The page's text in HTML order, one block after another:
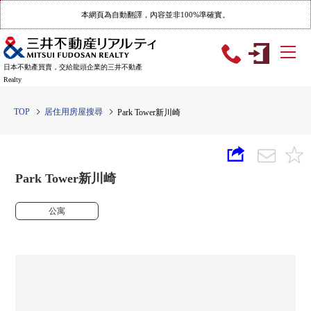
本網頁為自動翻譯，內容並非100%準確實。
日本不動產買賣，交給龍頭企業的三井不動產
Realty
TOP 居住用房屋搜尋 Park Tower新川崎
Park Tower新川崎
公寓